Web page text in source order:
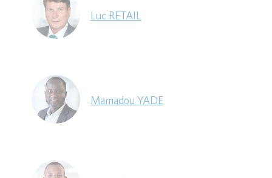
Luc RETAIL
Mamadou YADE